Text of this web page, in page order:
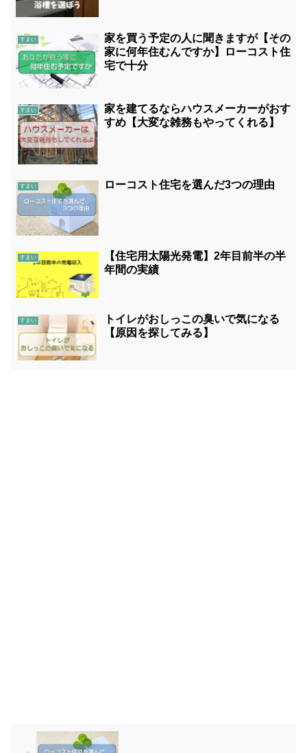
すまい
家を買う予定の人に聞きますが【その
家に何年住むんですか】ローコスト住
宅で十分
すまい
家を建てるならハウスメーカーがおす
すめ【大変な雑務もやってくれる】
すまい ローコスト住宅を選んだ3つの理由
すまい
【住宅用太陽光発電】2年目前半の半
年間の実績
すまい
トイレがおしっこの臭いで気になる
【原因を探してみる】